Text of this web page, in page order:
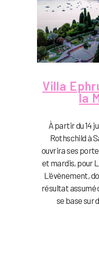
Villa
la
À partir du 14
Rothschild à
ouvrira ses
et mardis, pour
L’évènement,
résultat assumé
se base sur